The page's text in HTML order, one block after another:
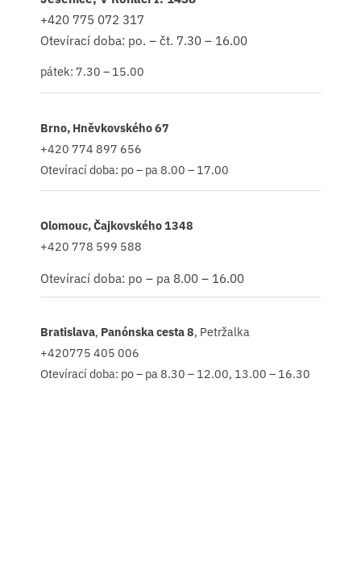
+420 775 072 317
Otevírací doba: po. – čt. 7.30 – 16.00
pátek: 7.30 – 15.00
Brno, Hněvkovského 67
+420 774 897 656
Otevírací doba: po – pa 8.00 – 17.00
Olomouc, Čajkovského 1348
+420 778 599 588
Otevírací doba: po – pa 8.00 – 16.00
Bratislava, Panónska cesta 8, Petržalka
+420775 405 006
Otevírací doba: po – pa 8.30 – 12.00, 13.00 – 16.30